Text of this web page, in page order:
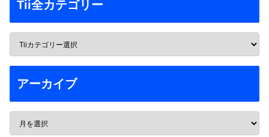
Tii全カテゴリー
アーカイブ